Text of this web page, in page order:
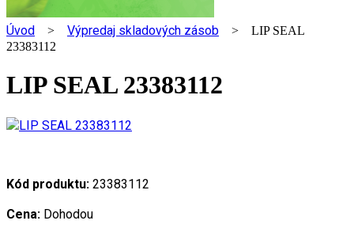
Úvod > Výpredaj skladových zásob > LIP SEAL
23383112
LIP SEAL 23383112
Kód produktu: 23383112
Cena: Dohodou